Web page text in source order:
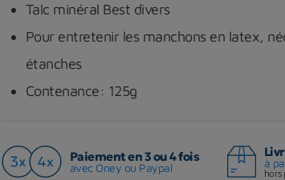
Talc minéral Best divers
Pour entretenir les manchons en latex,
étanches
Contenance: 125g
Paiement en 3 ou 4 fois
avec Oney ou Paypal à
hors